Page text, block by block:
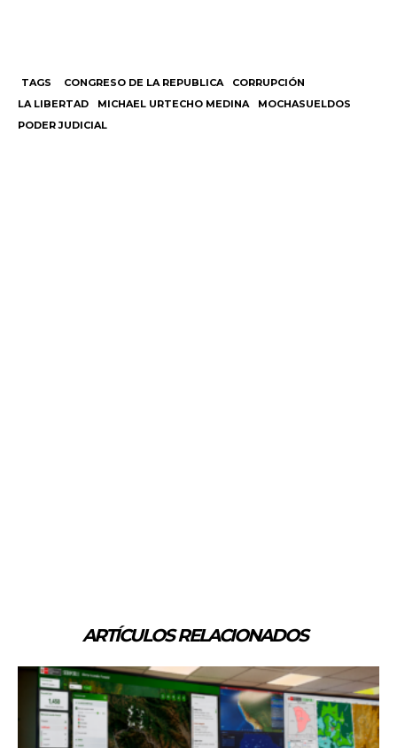
TAGS CONGRESO DE LA REPUBLICA
CORRUPCIÓN
LA LIBERTAD
MICHAEL URTECHO MEDINA
MOCHASUELDOS
PODER JUDICIAL
ARTÍCULOS RELACIONADOS